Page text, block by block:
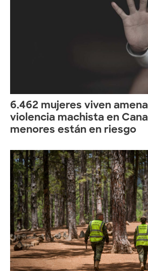
6.462 mujeres viven
violencia machista en
menores están en riesgo